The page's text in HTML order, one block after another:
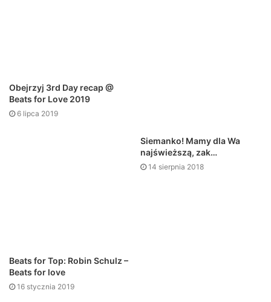
Obejrzyj 3rd Day recap @
Beats for Love 2019
6 lipca 2019
Siemanko!️ Mamy dla Wa
najświeższą, zak…
14 sierpnia 2018
Beats for Top: Robin Schulz –
Beats for love
16 stycznia 2019